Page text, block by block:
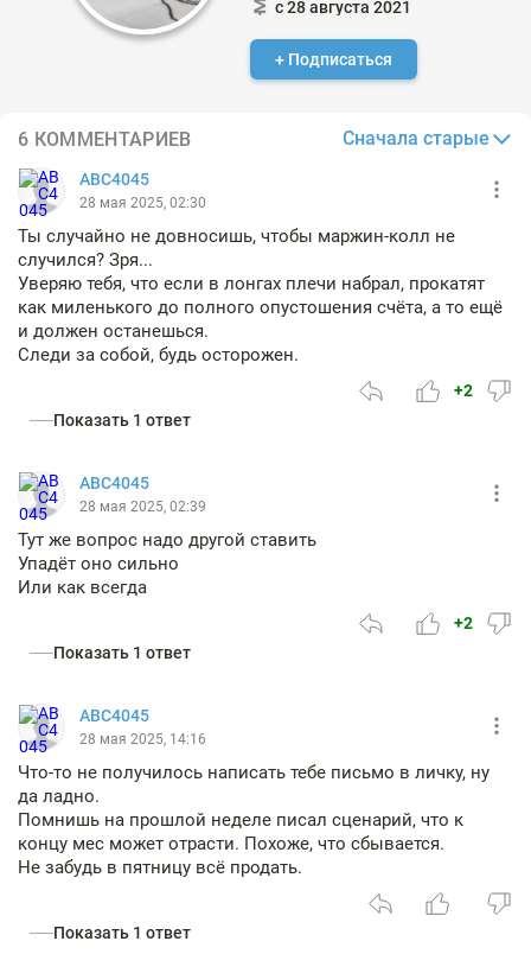
с 28 августа 2021
+ Подписаться
6 КОММЕНТАРИЕВ Сначала старые
АВС4045
28 мая 2025, 02:30
Ты случайно не довносишь, чтобы маржин-колл не
случился? Зря...
Уверяю тебя, что если в лонгах плечи набрал, прокатят
как миленького до полного опустошения счёта, а то ещё
и должен останешься.
Следи за собой, будь осторожен.
+2
Показать 1 ответ
АВС4045
28 мая 2025, 02:39
Тут же вопрос надо другой ставить
Упадёт оно сильно
Или как всегда
+2
Показать 1 ответ
АВС4045
28 мая 2025, 14:16
Что-то не получилось написать тебе письмо в личку, ну
да ладно.
Помнишь на прошлой неделе писал сценарий, что к
концу мес может отрасти. Похоже, что сбывается.
Не забудь в пятницу всё продать.
Показать 1 ответ